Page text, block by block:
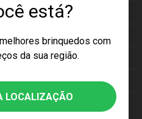
está?
brinquedos com
da sua região.
LOCALIZAÇÃO
Cabeça História do Brasil
120 Peças